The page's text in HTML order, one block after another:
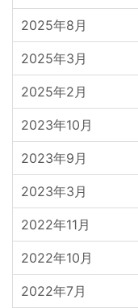
2025年8月
2025年3月
2025年2月
2023年10月
2023年9月
2023年3月
2022年11月
2022年10月
2022年7月